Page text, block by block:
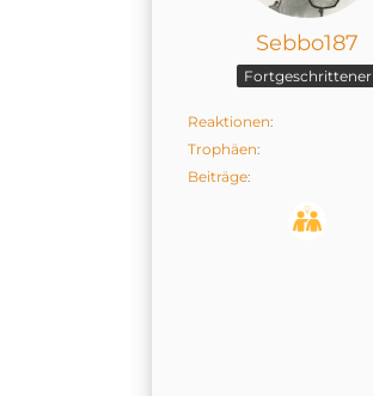
Sebbo187
Fortgeschrittener
Reaktionen
Trophäen
Beiträge